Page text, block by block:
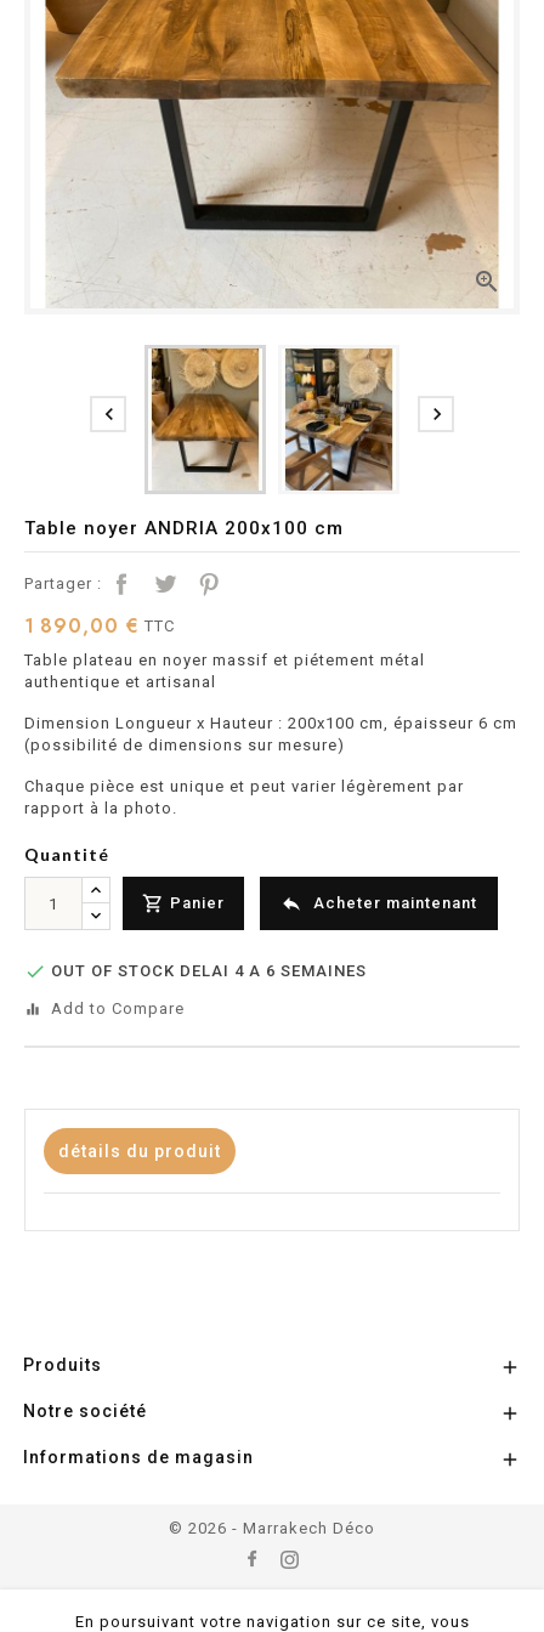

 
Table noyer ANDRIA 200x100 cm
Partager :
1 890,00 € TTC
Table plateau en noyer massif et piétement métal
authentique et artisanal
Dimension Longueur x Hauteur : 200x100 cm, épaisseur 6 cm
(possibilité de dimensions sur mesure)
Chaque pièce est unique et peut varier légèrement par
rapport à la photo.
Quantité
 Panier  Acheter maintenant
 OUT OF STOCK DELAI 4 A 6 SEMAINES
equalizer Add to Compare
détails du produit
Produits 
Notre société 
Informations de magasin 
© 2026 - Marrakech Déco
En poursuivant votre navigation sur ce site, vous